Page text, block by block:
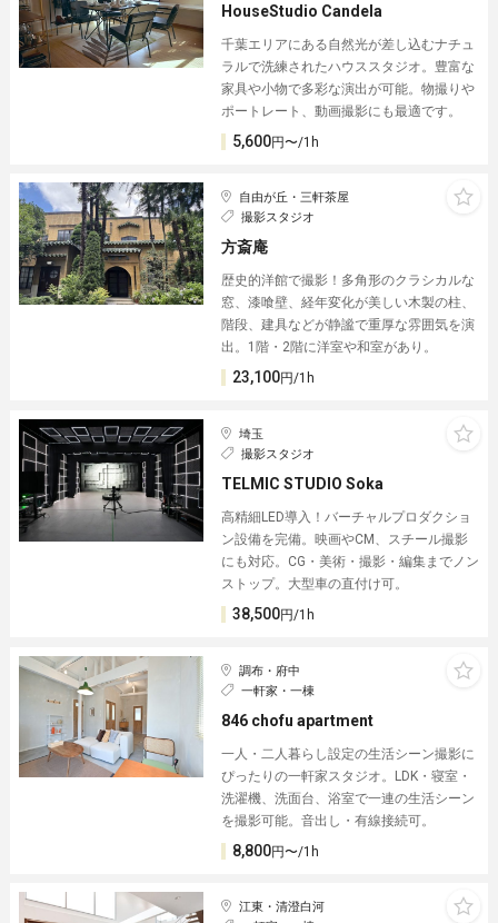
HouseStudio Candela
千葉エリアにある自然光が差し込むナチュ
ラルで洗練されたハウススタジオ。豊富な
家具や小物で多彩な演出が可能。物撮りや
ポートレート、動画撮影にも最適です。
5,600円〜/1h
自由が丘・三軒茶屋
撮影スタジオ
方斎庵
歴史的洋館で撮影！多角形のクラシカルな
窓、漆喰壁、経年変化が美しい木製の柱、
階段、建具などが静謐で重厚な雰囲気を演
出。1階・2階に洋室や和室があり。
23,100円/1h
埼玉
撮影スタジオ
TELMIC STUDIO Soka
高精細LED導入！バーチャルプロダクショ
ン設備を完備。映画やCM、スチール撮影
にも対応。CG・美術・撮影・編集までノン
ストップ。大型車の直付け可。
38,500円/1h
調布・府中
一軒家・一棟
846 chofu apartment
一人・二人暮らし設定の生活シーン撮影に
ぴったりの一軒家スタジオ。LDK・寝室・
洗濯機、洗面台、浴室で一連の生活シーン
を撮影可能。音出し・有線接続可。
8,800円〜/1h
江東・清澄白河